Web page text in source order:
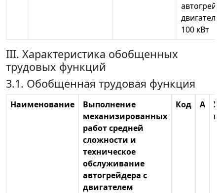
100 кВт
III. Характеристика обобщенных
трудовых функций
3.1. Обобщенная трудовая функция
Наименование
Выполнение
механизированных
работ средней
сложности и
техническое
обслуживание
автогрейдера с
двигателем
Код А